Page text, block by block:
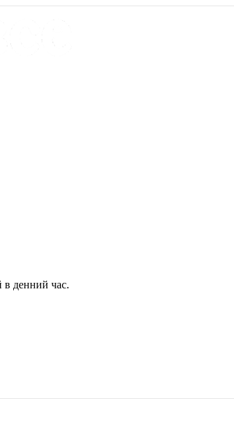
в денний час.